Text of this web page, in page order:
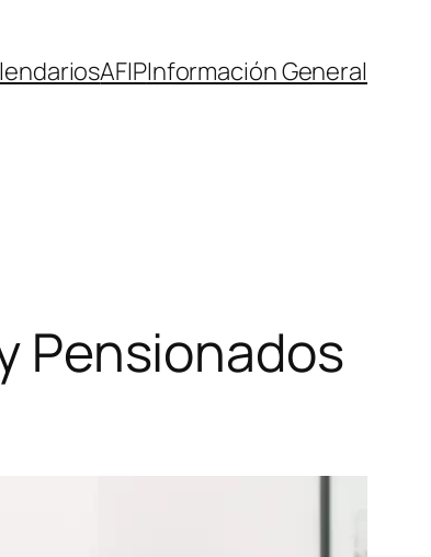
AFIPInformación General
Pensionados